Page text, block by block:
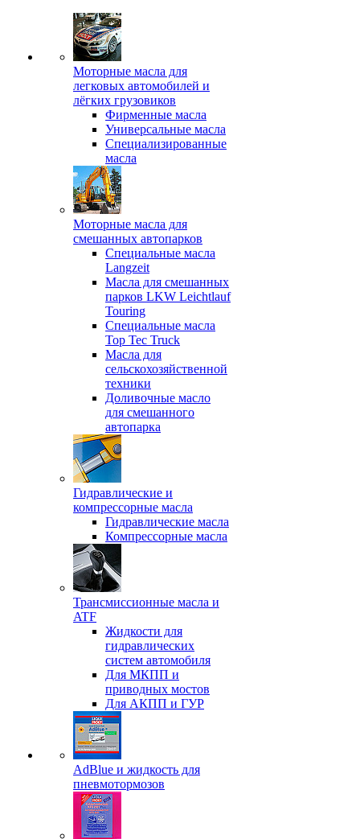
Моторные масла для
легковых автомобилей и
лёгких грузовиков
Фирменные масла
Универсальные масла
Специализированные
масла
Моторные масла для
смешанных автопарков
Специальные масла
Langzeit
Масла для смешанных
парков LKW Leichtlauf
Touring
Специальные масла
Top Tec Truck
Масла для
сельскохозяйственной
техники
Доливочные масло
для смешанного
автопарка
Гидравлические и
компрессорные масла
Гидравлические масла
Компрессорные масла
Трансмиссионные масла и
ATF
Жидкости для
гидравлических
систем автомобиля
Для МКПП и
приводных мостов
Для АКПП и ГУР
AdBlue и жидкость для
пневмотормозов